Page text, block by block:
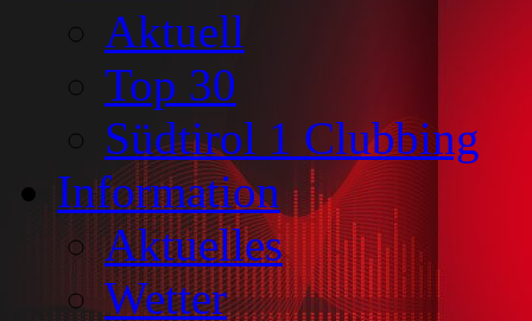
Aktuell
Top 30
Südtirol 1 Clubbing
Information
Aktuelles
Wetter